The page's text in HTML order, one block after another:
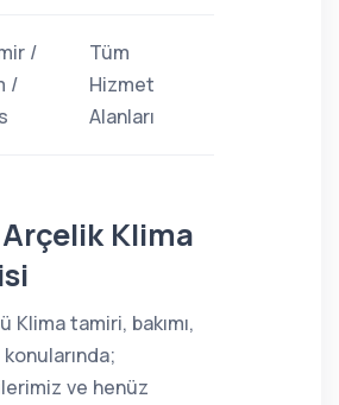
/
/
Tüm
Hizmet
Alanları
Klima
Klima tamiri, bakımı,
ve henüz